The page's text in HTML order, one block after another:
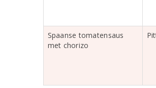
Spaanse tomatensaus
met chorizo